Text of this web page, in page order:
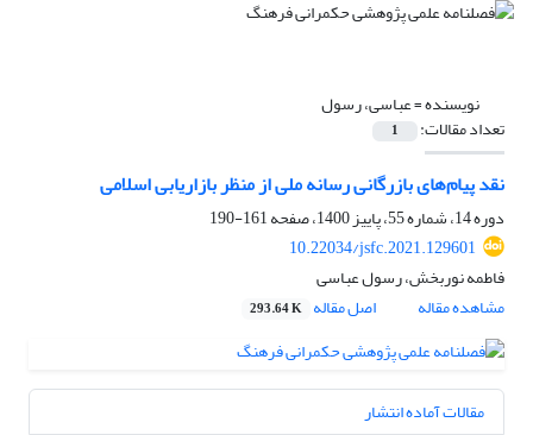
نویسنده =عباسی، رسول
تعداد مقالات: 1
نقد پیام‌های بازرگانی رسانه ملی از منظر بازاریابی اسلامی
دوره 14، شماره 55، پاییز 1400، صفحه
161-190
10.22034/jsfc.2021.129601
فاطمه نوربخش، رسول عباسی
مشاهده مقاله
اصل مقاله 293.64 K
مقالات آماده انتشار